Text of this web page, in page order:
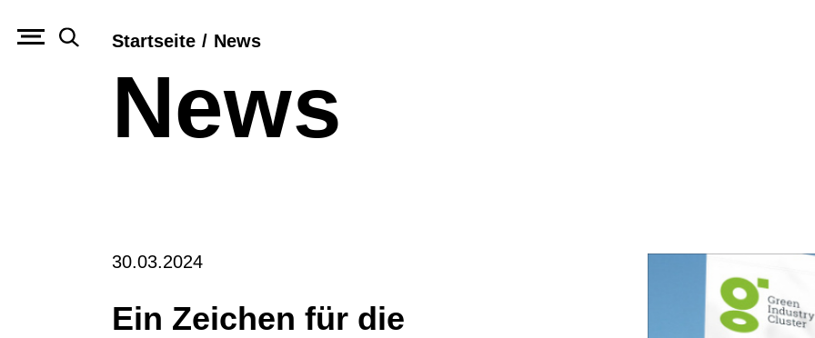
Startseite / News
News
30.03.2024
Ein Zeichen für die